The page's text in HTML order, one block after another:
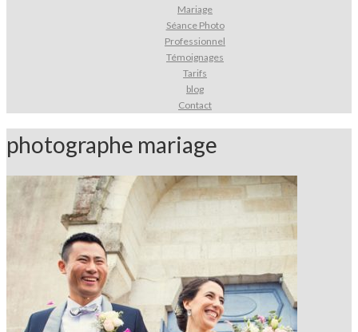
Mariage
Séance Photo
Professionnel
Témoignages
Tarifs
blog
Contact
photographe mariage